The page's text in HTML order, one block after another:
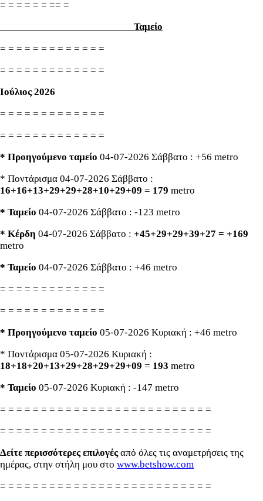
= = = = = = == =
Ταμείο
= = = = = = = = = = = = =
= = = = = = = = = = = = =
Ιούλιος 2026
= = = = = = = = = = = = =
= = = = = = = = = = = = =
* Προηγούμενο ταμείο 04-07-2026 Σάββατο : +56 metro
* Ποντάρισμα 04-07-2026 Σάββατο :
16+16+13+29+29+28+10+29+09 = 179 metro
* Ταμείο 04-07-2026 Σάββατο : -123 metro
* Κέρδη 04-07-2026 Σάββατο : +45+29+29+39+27 = +169
metro
* Ταμείο 04-07-2026 Σάββατο : +46 metro
= = = = = = = = = = = = =
= = = = = = = = = = = = =
* Προηγούμενο ταμείο 05-07-2026 Κυριακή : +46 metro
* Ποντάρισμα 05-07-2026 Κυριακή :
18+18+20+13+29+28+29+29+09 = 193 metro
* Ταμείο 05-07-2026 Κυριακή : -147 metro
= = = = = = = = = = = = = = = = = = = = = = = = = =
= = = = = = = = = = = = = = = = = = = = = = = = = =
Δείτε περισσότερες επιλογέςαπό όλες τις αναμετρήσεις της
ημέρας, στην στήλη μου στο www.betshow.com
= = = = = = = = = = = = = = = = = = = = = = = = = =